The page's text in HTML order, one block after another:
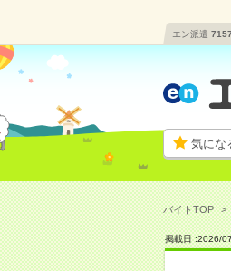
エン派遣
気にな
バイトTOP
掲載日 :2026/